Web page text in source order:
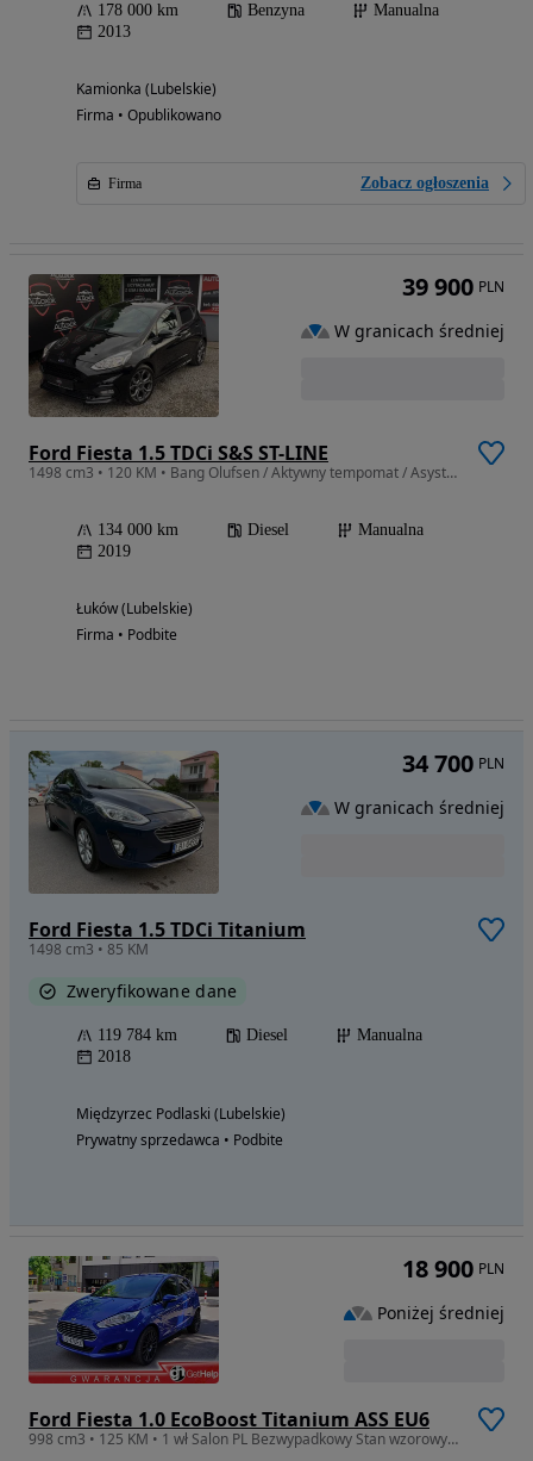
178 000 km Benzyna
Manualna
2013
Kamionka (Lubelskie)
Firma • Opublikowano
Firma Zobacz ogłoszenia
Ford Fiesta 1.5 TDCi S&S ST-LINE
1498 cm3 • 120 KM • Bang Olufsen / Aktywny tempomat / Asystent martwego pola / Nawigacja
134 000 km Diesel
Manualna
2019
Łuków (Lubelskie)
Firma • Podbite
39 900 PLN
W granicach średniej
Ford Fiesta 1.5 TDCi Titanium
1498 cm3 • 85 KM
Zweryfikowane dane
119 784 km Diesel
Manualna
2018
Międzyrzec Podlaski (Lubelskie)
Prywatny sprzedawca • Podbite
34 700 PLN
W granicach średniej
Ford Fiesta 1.0 EcoBoost Titanium ASS EU6
998 cm3 • 125 KM • 1 wł Salon PL Bezwypadkowy Stan wzorowy Piękny Zamiana
18 900 PLN
Poniżej średniej